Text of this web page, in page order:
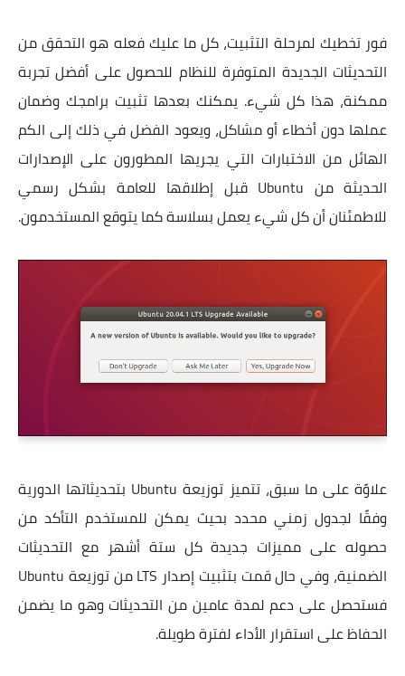
فور تخطيك لمرحلة التثبيت، كل ما عليك فعله هو التحقق من
التحديثات الجديدة المتوفرة للنظام للحصول على أفضل تجربة
ممكنة، هذا كل شيء. يمكنك بعدها تثبيت برامجك وضمان
عملها دون أخطاء أو مشاكل، ويعود الفضل في ذلك إلى الكم
الهائل من الاختبارات التي يجريها المطورون على الإصدارات
الحديثة من Ubuntu قبل إطلاقها للعامة بشكل رسمي
للاطمئنان أن كل شيء يعمل بسلاسة كما يتوقع المستخدمون.
علاوًة على ما سبق، تتميز توزيعة Ubuntu بتحديثاتها الدورية
وفقًا لجدول زمني محدد بحيث يمكن للمستخدم التأكد من
حصوله على مميزات جديدة كل ستة أشهر مع التحديثات
الضمنية، وفي حال قمت بتثبيت إصدار LTS من توزيعة Ubuntu
فستحصل على دعم لمدة عامين من التحديثات وهو ما يضمن
الحفاظ على استقرار الأداء لفترة طويلة.